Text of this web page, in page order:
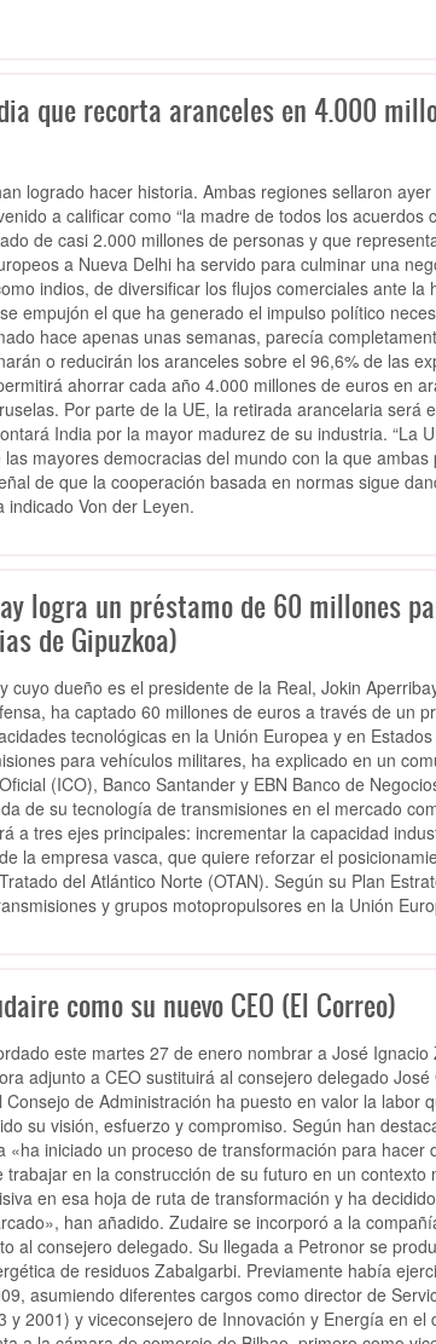
que recorta aranceles en 4.000
logrado hacer historia. Ambas regiones sellaron
a calificar como “la madre de todos los acuerdos
de casi 2.000 millones de personas y que
a Nueva Delhi ha servido para culminar una
indios, de diversificar los flujos comerciales ante la
empujón el que ha generado el impulso político
hace apenas unas semanas, parecía
o reducirán los aranceles sobre el 96,6% de las
ahorrar cada año 4.000 millones de euros en
Por parte de la UE, la retirada arancelaria será
India por la mayor madurez de su industria. “La
mayores democracias del mundo con la que
de que la cooperación basada en normas sigue
indicado Von der Leyen.
logra un préstamo de 60 millones
de Gipuzkoa)
dueño es el presidente de la Real, Jokin
ha captado 60 millones de euros a través de un
tecnológicas en la Unión Europea y en
para vehículos militares, ha explicado en un
(ICO), Banco Santander y EBN Banco de
de su tecnología de transmisiones en el mercado
a tres ejes principales: incrementar la capacidad
de la empresa vasca, que quiere reforzar el
del Atlántico Norte (OTAN). Según su Plan
y grupos motopropulsores en la Unión
como su nuevo CEO (El Correo)
este martes 27 de enero nombrar a José Ignacio
adjunto a CEO sustituirá al consejero delegado
de Administración ha puesto en valor la labor
su visión, esfuerzo y compromiso. Según han
iniciado un proceso de transformación para hacer
en la construcción de su futuro en un contexto
en esa hoja de ruta de transformación y ha
han añadido. Zudaire se incorporó a la
al consejero delegado. Su llegada a Petronor se
de residuos Zabalgarbi. Previamente había
asumiendo diferentes cargos como director de
2001) y viceconsejero de Innovación y Energía en el